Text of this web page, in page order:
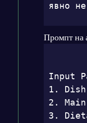
явно
Промпт на
Input
1.
2.
3.